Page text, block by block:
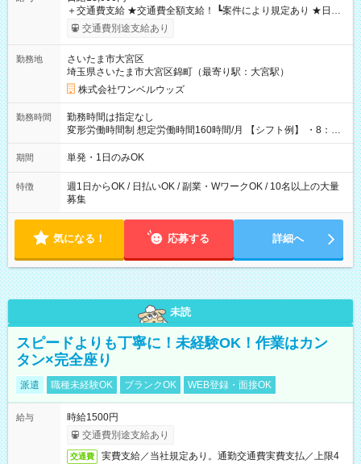
＋交通費支給 ★交通費全額支給！ ┗案件により規定あり ★日払
いOK！（規定あり） ┗働いたその日に現金GET♪ お仕事後はコ
ンビニATMから 日払い分を引き落とせます！ 【試用期間】試
交通費別途支給あり
勤務地
さいたま市大宮区
埼玉県さいたま市大宮区錦町（最寄り駅：大宮駅）
株式会社ワンベルウッズ
勤務時間
勤務時間は指定なし
変形労働時間制 想定労働時間160時間/月 【シフト例】 ・8：00
～21：00
期間 単発・1日のみOK
特徴
週1日からOK / 日払いOK / 副業・WワークOK / 10名以上の大量
募集
気になる！ 応募する 詳細へ
未読
スピードよりも丁寧に！未経験OK！作業はカン
タン×完全座り
派遣 職種未経験OK ブランクOK WEB登録・面接OK
給与
時給1500円
交通費別途支給あり
交通費
実費支給／当社規定あり。通勤交通費実費支払／上限4